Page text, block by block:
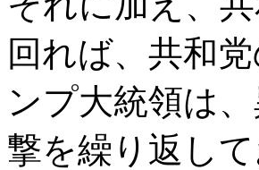
回れば、共和
ンプ大統領は
撃を繰り返し